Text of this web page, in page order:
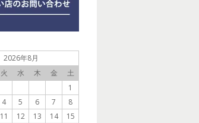
2026年8月
火 水 木 金
土
1
4 5 6 7
8
11 12 13 14
15